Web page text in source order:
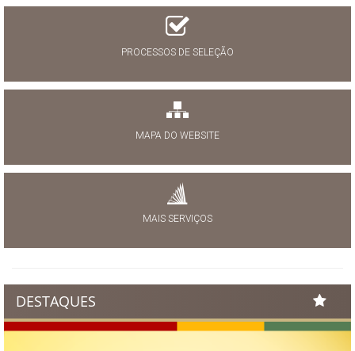
PROCESSOS DE SELEÇÃO
MAPA DO WEBSITE
MAIS SERVIÇOS
DESTAQUES